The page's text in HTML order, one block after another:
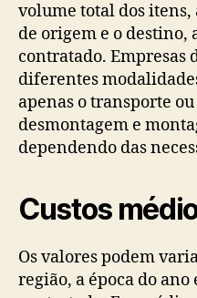
volume total dos
de origem e o destino,
contratado. Empresas
diferentes
apenas o transporte
desmontagem e
dependendo das
Custos
Os valores podem
região, a época do